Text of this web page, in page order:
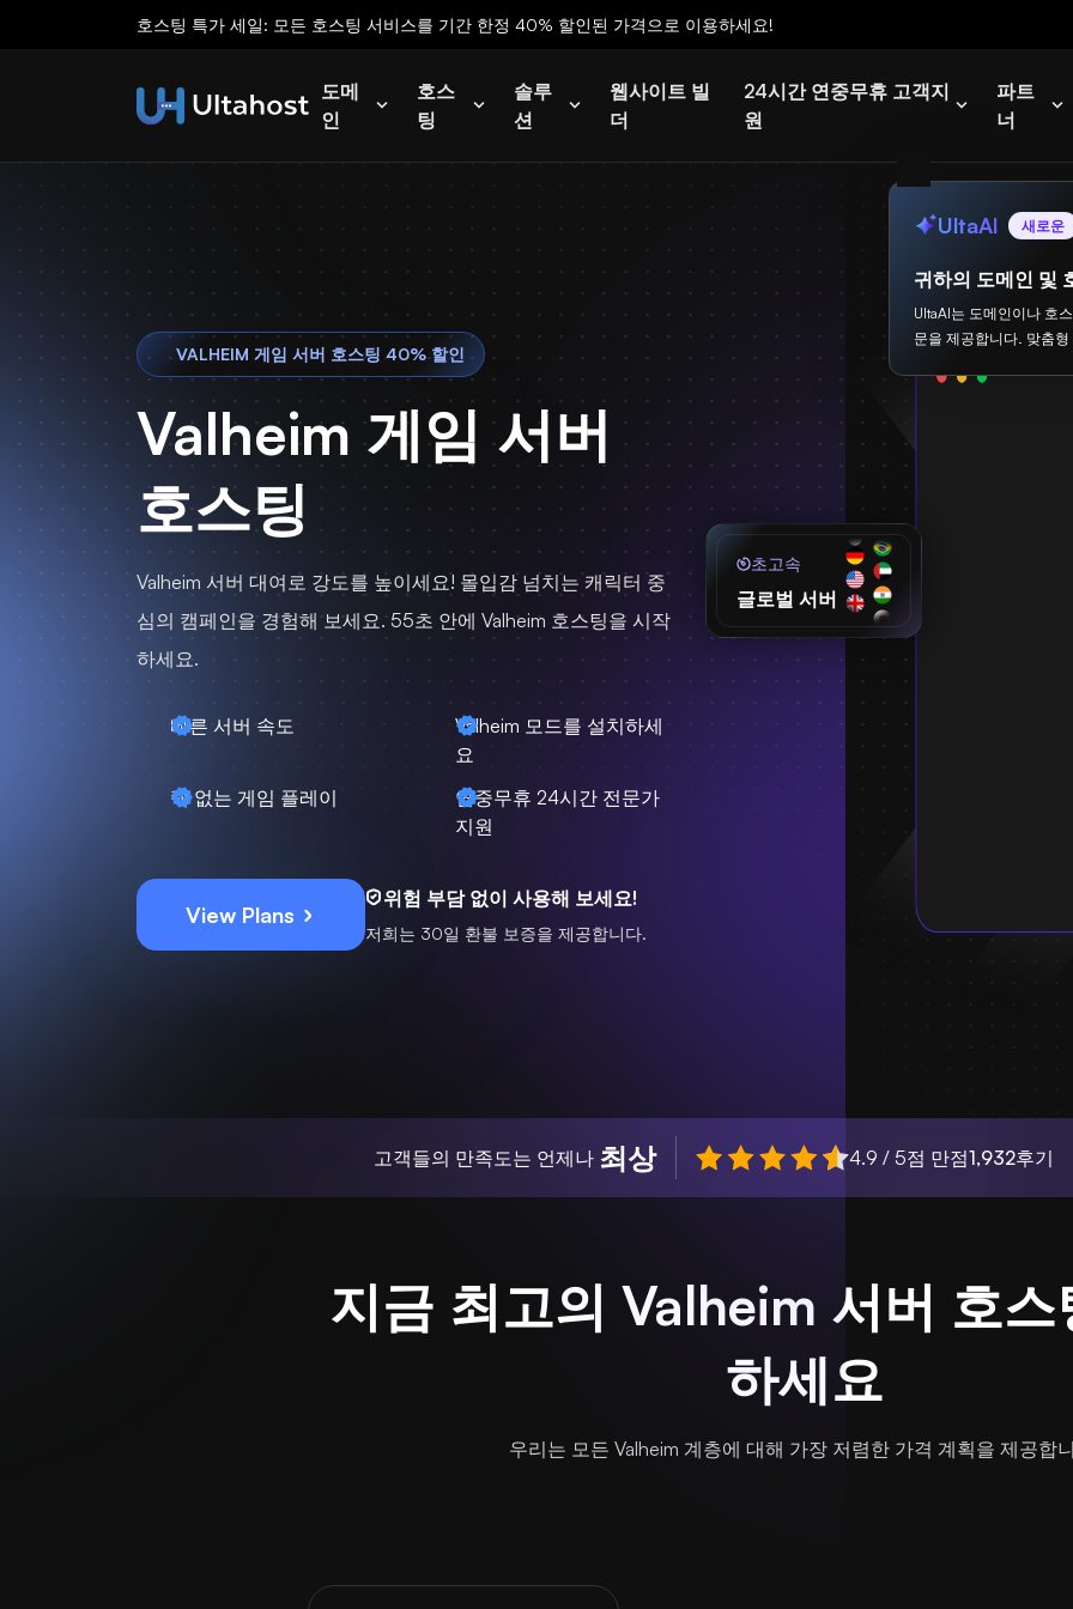
호스팅 특가 세일: 모든 호스팅 서비스를 기간 한정 40% 할인된 가격으로 이용하세요!
도메
인
호스
팅
솔루
션
웹사이트 빌
더
24시간 연중무휴 고객지
원
파트
너
UltaAI 새로운
귀하의 도메인 및
UltaAI는 도메인이나 호
문을 제공합니다. 맞춤
VALHEIM 게임 서버 호스팅 40% 할인
Valheim 게임 서버
호스팅
Valheim 서버 대여로 강도를 높이세요! 몰입감 넘치는 캐릭터 중
심의 캠페인을 경험해 보세요. 55초 안에 Valheim 호스팅을 시작
하세요.
빠른 서버 속도
Valheim 모드를 설치하세
요
렉 없는 게임 플레이
연중무휴 24시간 전문가
지원
View Plans
위험 부담 없이 사용해 보세요!
저희는 30일 환불 보증을 제공합니다.
초고속
글로벌 서버
고객들의 만족도는 언제나 최상 4.9 / 5점 만점1,932후기
지금 최고의 Valheim 서버 호스
하세요
우리는 모든 Valheim 계층에 대해 가장 저렴한 가격 계획을 제공합